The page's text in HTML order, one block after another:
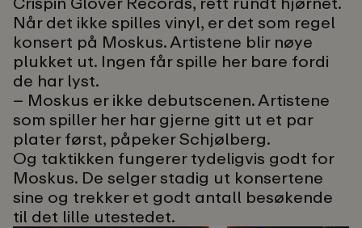
Når det ikke spilles vinyl, er det som regel
konsert på Moskus. Artistene blir nøye
plukket ut. Ingen får spille her bare fordi
de har lyst.
– Moskus er ikke debutscenen. Artistene
som spiller her har gjerne gitt ut et par
plater først, påpeker Schjølberg.
Og taktikken fungerer tydeligvis godt for
Moskus. De selger stadig ut konsertene
sine og trekker et godt antall besøkende
til det lille utestedet.